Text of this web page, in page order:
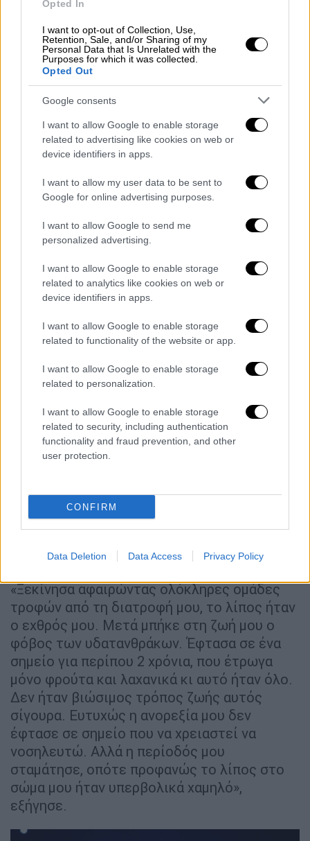
Opted In
I want to opt-out of Collection, Use,
Retention, Sale, and/or Sharing of my
Personal Data that Is Unrelated with the
Purposes for which it was collected.
Opted Out
Google consents
I want to allow Google to enable storage
related to advertising like cookies on web or
device identifiers in apps.
I want to allow my user data to be sent to
Google for online advertising purposes.
I want to allow Google to send me
personalized advertising.
I want to allow Google to enable storage
related to analytics like cookies on web or
device identifiers in apps.
I want to allow Google to enable storage
related to functionality of the website or app.
I want to allow Google to enable storage
related to personalization.
I want to allow Google to enable storage
related to security, including authentication
functionality and fraud prevention, and other
user protection.
CONFIRM
Data Deletion Data Access Privacy Policy
περίοδο που βίωσε να ήταν όταν διαλύθηκαν
οι Spice Girls.
Εξήγησε ότι δεν ήταν το συγκρότημα που
της προκαλούσε προβλήματα, αλλά ο
παγκόσμιος έλεγχος υπό τον οποίο
βρίσκονταν, προσθέτοντας: «Ήταν
περισσότερο το επίπεδο της φήμης. Και
πολλά από τα προβλήματά μου οφείλονταν
στον έλεγχο ή στην έλλειψη ελέγχου».
Στη συνέχεια, μίλησε για τον αγώνα που
έδωσε με τηνψυχικές και διατροφικές
κατάφερα σωματικά. Ζούσα με πολύ λίγα και
παράλληλα γυμναζόμουν και είχα ένα σκληρό
χρόνια που ζούσε με νευρική ανορεξία.
«Ξεκίνησα αφαιρώντας ολόκληρες ομάδες
τροφών από τη διατροφή μου, το λίπος ήταν
ο εχθρός μου. Μετά μπήκε στη ζωή μου ο
φόβος των υδατανθράκων. Έφτασα σε ένα
σημείο για περίπου 2 χρόνια, που έτρωγα
μόνο φρούτα και λαχανικά κι αυτό ήταν όλο.
Δεν ήταν βιώσιμος τρόπος ζωής αυτός
σίγουρα. Ευτυχώς η ανορεξία μου δεν
έφτασε σε σημείο που να χρειαστεί να
νοσηλευτώ. Αλλά η περίοδός μου
σταμάτησε, οπότε προφανώς το λίπος στο
σώμα μου ήταν υπερβολικά χαμηλό»,
εξήγησε.